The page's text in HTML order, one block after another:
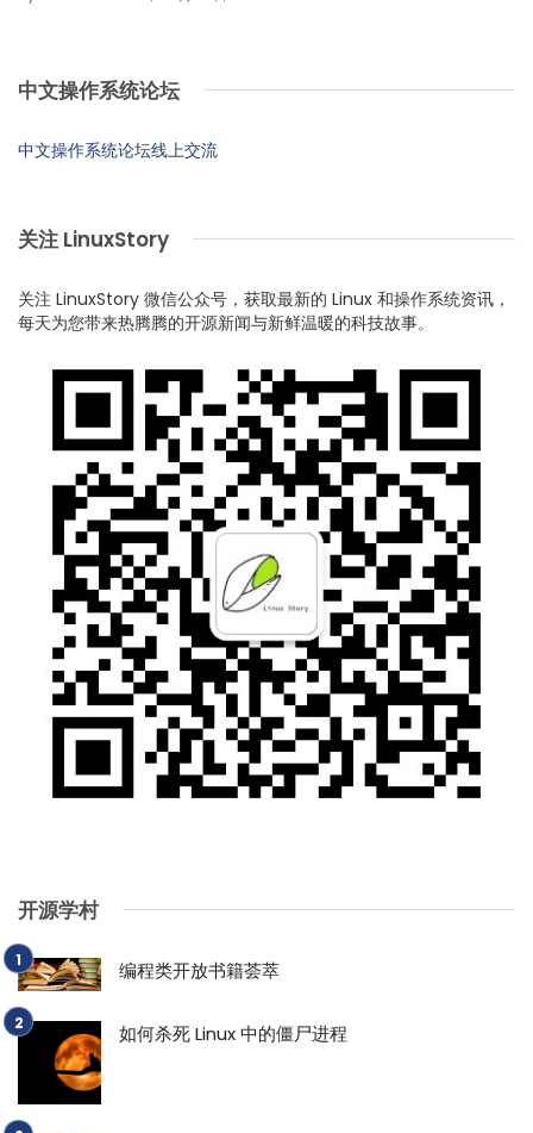
中文操作系统论坛
中文操作系统论坛线上交流
关注 LinuxStory
关注 LinuxStory 微信公众号，获取最新的 Linux 和操作系统资讯，
每天为您带来热腾腾的开源新闻与新鲜温暖的科技故事。
开源学村
编程类开放书籍荟萃
如何杀死 Linux 中的僵尸进程